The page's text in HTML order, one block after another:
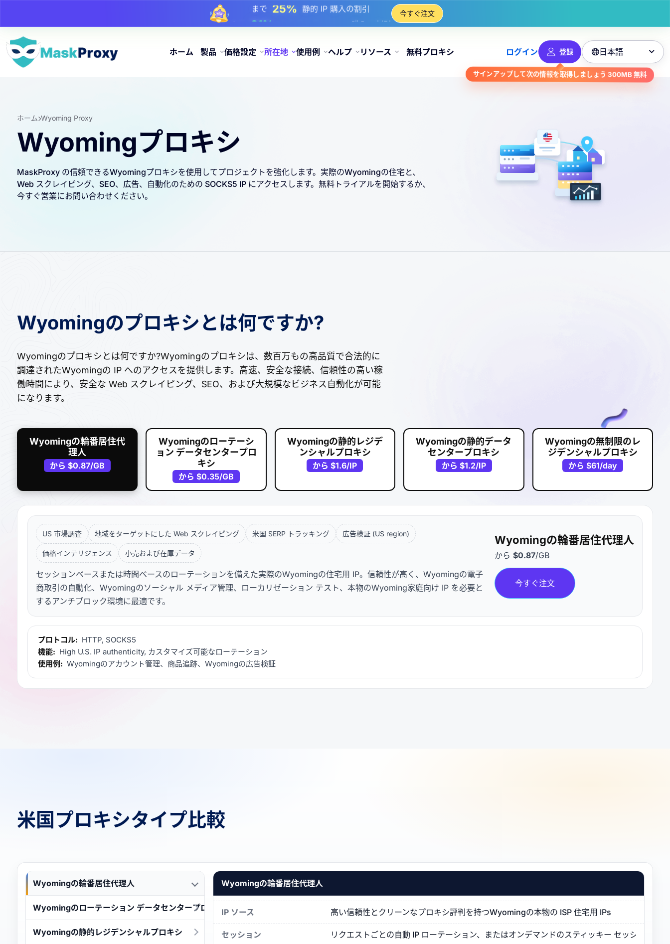
まで 17%チャージ時のボーナス割引
まで25%静的 IP 購入の割引
まで 81% IP のローテーション購入の割引
今すぐ注文
ホーム 製品 価格設定 所在地 使用例 ヘルプ リソース 無料プロキシ ログイン 登録
サインアップして次の情報を取得しましょう300MB無料
日本語 
ホーム Wyoming Proxy
Wyomingプロキシ
MaskProxy の信頼できるWyomingプロキシを使用してプロジェクトを強化します。実際のWyomingの住宅と、
Web スクレイピング、SEO、広告、自動化のための SOCKS5 IP にアクセスします。無料トライアルを開始するか、
今すぐ営業にお問い合わせください。
Wyomingのプロキシとは何ですか?
Wyomingのプロキシとは何ですか?Wyomingのプロキシは、数百万もの高品質で合法的に
調達されたWyomingの IP へのアクセスを提供します。高速、安全な接続、信頼性の高い稼
働時間により、安全な Web スクレイピング、SEO、および大規模なビジネス自動化が可能
になります。
Wyomingの輪番居住代
理人
から$0.87/GB
Wyomingのローテーシ
ョン データセンタープロ
キシ
から$0.35/GB
Wyomingの静的レジデ
ンシャルプロキシ
から$1.6/IP
Wyomingの静的データ
センタープロキシ
から $1.2/IP
Wyomingの無制限のレ
ジデンシャルプロキシ
から $61/day
US 市場調査 地域をターゲットにした Web スクレイピング 米国 SERP トラッキング 広告検証 (US region)
価格インテリジェンス 小売および在庫データ
セッションベースまたは時間ベースのローテーションを備えた実際のWyomingの住宅用 IP。信頼性が高く、Wyomingの電子
商取引の自動化、Wyomingのソーシャル メディア管理、ローカリゼーション テスト、本物のWyoming家庭向け IP を必要と
するアンチブロック環境に最適です。
Wyomingの輪番居住代理人
から $0.87/GB
今すぐ注文
プロトコル: HTTP, SOCKS5
機能: High U.S. IP authenticity, カスタマイズ可能なローテーション
使用例: Wyomingのアカウント管理、商品追跡、Wyomingの広告検証
米国プロキシタイプ比較
Wyomingの輪番居住代理人
Wyomingのローテーション データセンタープロキシ
Wyomingの静的レジデンシャルプロキシ
Wyomingの輪番居住代理人
IP ソース 高い信頼性とクリーンなプロキシ評判を持つWyomingの本物の ISP 住宅用 IPs
セッション リクエストごとの自動 IP ローテーション、またはオンデマンドのスティッキー セッション